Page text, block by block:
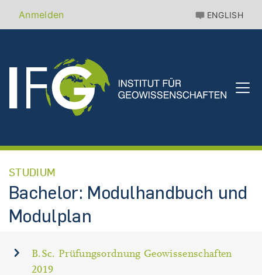
zum
Benutzermenü
Anmelden ENGLISH
STUDIUM
Bachelor: Modulhandbuch und
Modulplan
B.Sc. Prüfungsordnung Geowissenschaften
2019